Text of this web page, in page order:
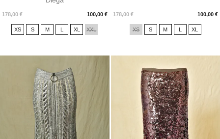
178,00 € 100,00 €
Prix
XS S M L XL XXL
178,00 € 100,00 €
Prix
XS S M L XL